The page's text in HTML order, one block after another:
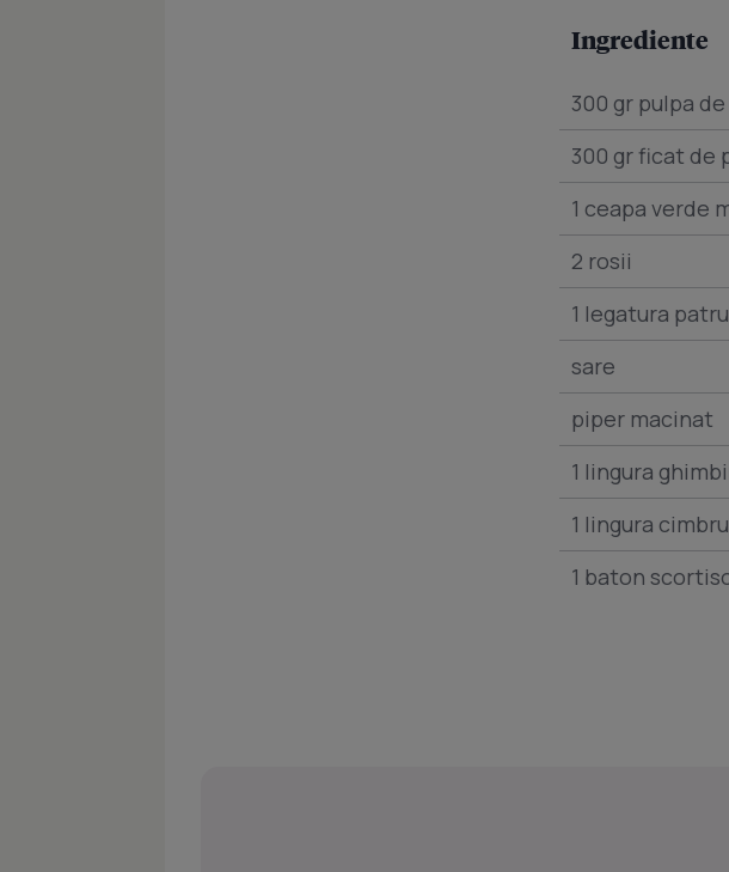
Ingrediente
300 gr pulpa
300 gr ficat de
1 ceapa verde
2 rosii
1 legatura
sare
piper macinat
1 lingura
1 lingura
1 baton